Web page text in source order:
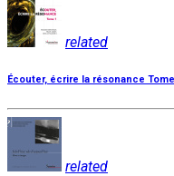
related
Écouter, écrire la résonance
related